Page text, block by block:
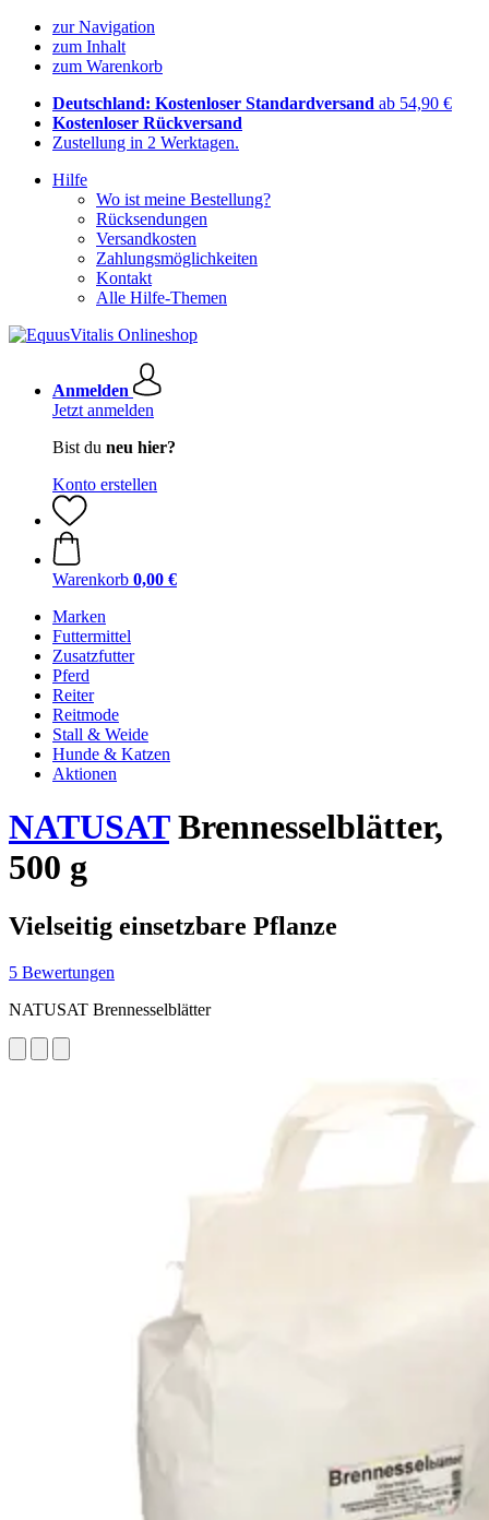
zur Navigation
zum Inhalt
zum Warenkorb
Deutschland: Kostenloser Standardversand ab 54,90 €
Kostenloser Rückversand
Zustellung in 2 Werktagen.
Hilfe
Wo ist meine Bestellung?
Rücksendungen
Versandkosten
Zahlungsmöglichkeiten
Kontakt
Alle Hilfe-Themen
Anmelden
Jetzt anmelden
Bist du neu hier?
Konto erstellen
Warenkorb 0,00 €
Marken
Futtermittel
Zusatzfutter
Pferd
Reiter
Reitmode
Stall & Weide
Hunde & Katzen
Aktionen
NATUSATBrennesselblätter,
500 g
Vielseitig einsetzbare Pflanze
5 Bewertungen
NATUSAT Brennesselblätter